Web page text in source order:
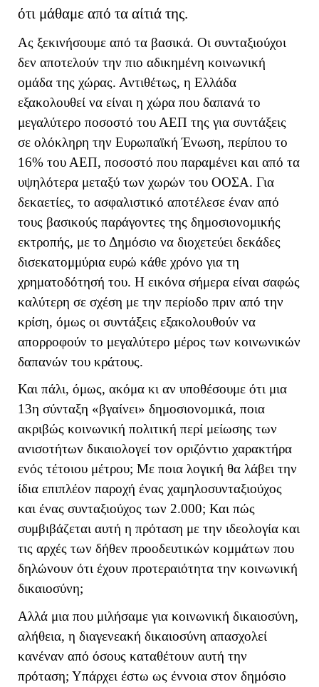
ότι μάθαμε από τα αίτιά της.
Ας ξεκινήσουμε από τα βασικά. Οι συνταξιούχοι
δεν αποτελούν την πιο αδικημένη κοινωνική
ομάδα της χώρας. Αντιθέτως, η Ελλάδα
εξακολουθεί να είναι η χώρα που δαπανά το
μεγαλύτερο ποσοστό του ΑΕΠ της για συντάξεις
σε ολόκληρη την Ευρωπαϊκή Ένωση, περίπου το
16% του ΑΕΠ, ποσοστό που παραμένει και από τα
υψηλότερα μεταξύ των χωρών του ΟΟΣΑ. Για
δεκαετίες, το ασφαλιστικό αποτέλεσε έναν από
τους βασικούς παράγοντες της δημοσιονομικής
εκτροπής, με το Δημόσιο να διοχετεύει δεκάδες
δισεκατομμύρια ευρώ κάθε χρόνο για τη
χρηματοδότησή του. Η εικόνα σήμερα είναι σαφώς
καλύτερη σε σχέση με την περίοδο πριν από την
κρίση, όμως οι συντάξεις εξακολουθούν να
απορροφούν το μεγαλύτερο μέρος των κοινωνικών
δαπανών του κράτους.
Και πάλι, όμως, ακόμα κι αν υποθέσουμε ότι μια
13η σύνταξη «βγαίνει» δημοσιονομικά, ποια
ακριβώς κοινωνική πολιτική περί μείωσης των
ανισοτήτων δικαιολογεί τον οριζόντιο χαρακτήρα
ενός τέτοιου μέτρου; Με ποια λογική θα λάβει την
ίδια επιπλέον παροχή ένας χαμηλοσυνταξιούχος
και ένας συνταξιούχος των 2.000; Και πώς
συμβιβάζεται αυτή η πρόταση με την ιδεολογία και
τις αρχές των δήθεν προοδευτικών κομμάτων που
δηλώνουν ότι έχουν προτεραιότητα την κοινωνική
δικαιοσύνη;
Αλλά μια που μιλήσαμε για κοινωνική δικαιοσύνη,
αλήθεια, η διαγενεακή δικαιοσύνη απασχολεί
κανέναν από όσους καταθέτουν αυτή την
πρόταση; Υπάρχει έστω ως έννοια στον δημόσιο